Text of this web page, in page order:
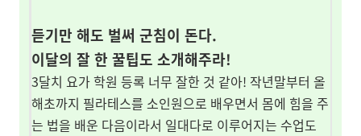
듣기만 해도 벌써 군침이 돈다.
이달의 잘 한 꿀팁도 소개해주라!
3달치 요가 학원 등록 너무 잘한 것 같아! 작년말부터 올
해초까지 필라테스를 소인원으로 배우면서 몸에 힘을 주
는 법을 배운 다음이라서 일대다로 이루어지는 수업도